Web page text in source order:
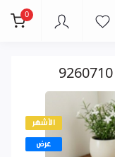
0
الأشهر
عرض